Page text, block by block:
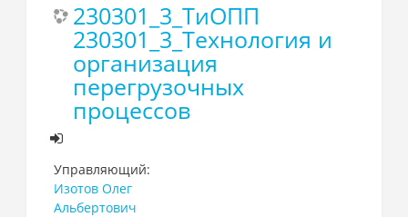
230301_3_ТиОПП
230301_3_Технология и
организация
перегрузочных
процессов
Управляющий:
Изотов Олег
Альбертович